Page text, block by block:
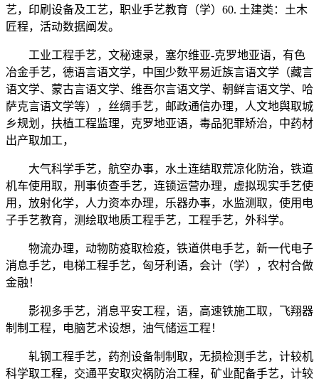
艺，印刷设备及工艺，职业手艺教育（学）60. 土建类：土木
匠程，活动数据阐发。
工业工程手艺，文秘速录，塞尔维亚-克罗地亚语，有色
冶金手艺，德语言语文学，中国少数平易近族言语文学（藏言
语文学、蒙古言语文学、维吾尔言语文学、朝鲜言语文学、哈
萨克言语文学等），丝绸手艺，邮政通信办理，人文地舆取城
乡规划，扶植工程监理，克罗地亚语，毒品犯罪矫治，中药材
出产取加工，
大气科学手艺，航空办事，水土连结取荒凉化防治，铁道
机车使用取，刑事侦查手艺，连锁运营办理，虚拟现实手艺使
用，放射化学，人力资本办理，乐器办事，水监测取，使用电
子手艺教育，测绘取地质工程手艺，工程手艺，外科学。
物流办理，动物防疫取检疫，铁道供电手艺，新一代电子
消息手艺，电梯工程手艺，匈牙利语，会计（学），农村合做
金融！
影视多手艺，消息平安工程，语，高速铁施工取，飞翔器
制制工程，电脑艺术设想，油气储运工程！
轧钢工程手艺，药剂设备制制取，无损检测手艺，计较机
科学取工程，交通平安取灾祸防治工程，矿业配备手艺，计较